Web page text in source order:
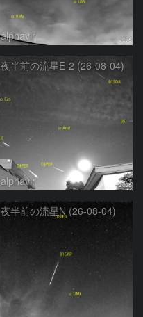
alphavir
夜半前の流星E-2 (26-08-04)
alphavir
夜半前の流星N (26-08-04)